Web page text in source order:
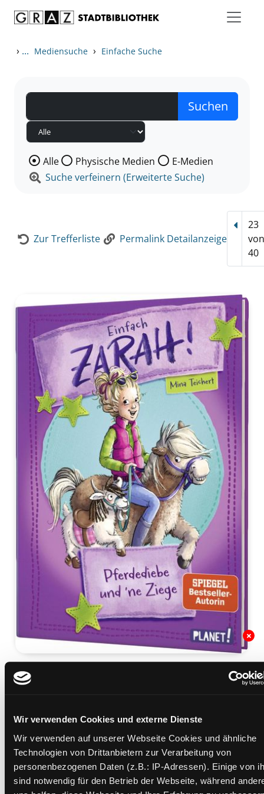
Wir verwenden Cookies und externe Dienste
Wir verwenden auf unserer Webseite Cookies und ähnliche
Technologien von Drittanbietern zur Verarbeitung von
personenbezogenen Daten (z.B.: IP-Adressen). Einige von
sind notwendig für den Betrieb der Webseite, während
› ... Mediensuche › Einfache Suche
Wählen Sie die Medienart nach der Sie suchen wollen.
Alle Physische Medien
E-Medien
Suche verfeinern (Erweiterte Suche)
Zur Trefferliste Permalink Detailanzeige
23
von
40
03.; Pferdediebe und 'ne
Mediengruppe:Kinderbuch
Suche nach diesem Verfasser
Beschreibung ein-/ausblenden
Mehr Informationen ein-/ausblenden